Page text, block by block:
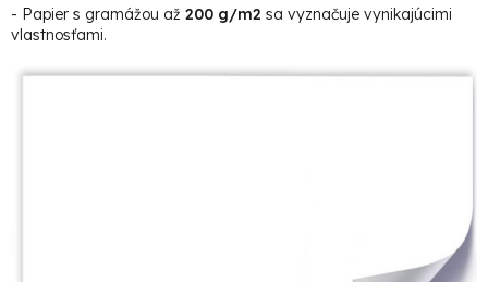
- Papier s gramážou až 200 g/m2 sa vyznačuje vynikajúcimi
vlastnosťami.